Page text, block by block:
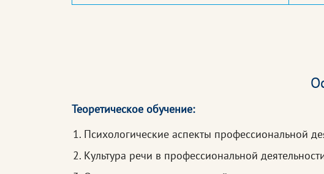
Теоретическое обучение:
Психологические аспекты профессиональной
Культура речи в профессиональной